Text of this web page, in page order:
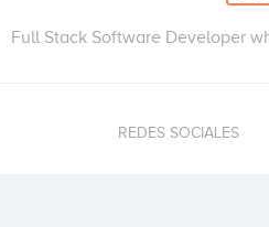
Full Stack Software Developer
REDES SOCIALES